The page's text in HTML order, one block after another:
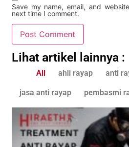
Save my name, email, and
next time I comment.
Lihat artikel lainnya :
All ahli rayap anti
jasa anti rayap pembasmi